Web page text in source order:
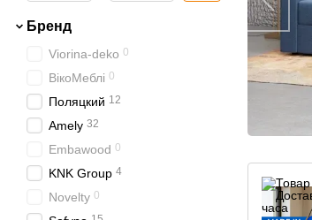
Бренд
Viorina-deko 0
ВікоМеблі 0
Поляцкий 12
Amely 32
Embawood 0
KNK Group 4
Novelty 0